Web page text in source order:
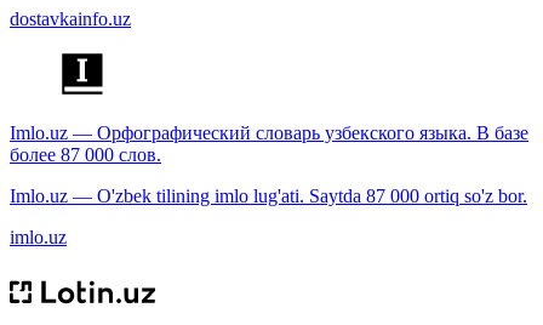
dostavkainfo.uz
Imlo.uz — Орфографический словарь узбекского языка. В базе
более 87 000 слов.
Imlo.uz — O'zbek tilining imlo lug'ati. Saytda 87 000 ortiq so'z bor.
imlo.uz